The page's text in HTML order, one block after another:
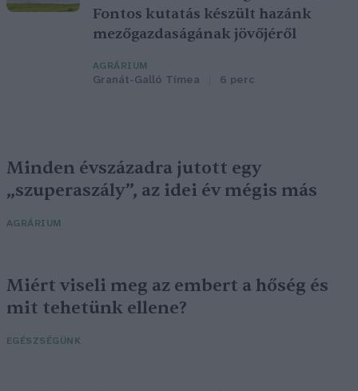
Fontos kutatás készült hazánk
mezőgazdaságának jövőjéről
AGRÁRIUM
Granát-Galló Tímea 6 perc
Minden évszázadra jutott egy
„szuperaszály”, az idei év mégis más
AGRÁRIUM
Miért viseli meg az embert a hőség és
mit tehetünk ellene?
EGÉSZSÉGÜNK